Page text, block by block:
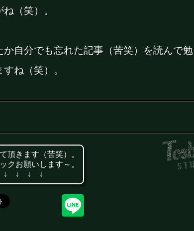
（笑）。
か自分でも忘れた記事（苦笑）を読んで勉
ね（笑）。
頂きます（苦笑）。
クお願いします～。
↓ ↓ ↓